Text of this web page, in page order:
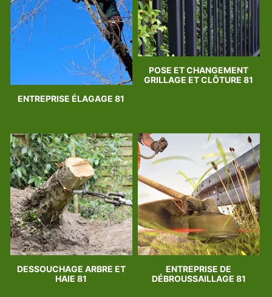
ENTREPRISE ÉLAGAGE 81
POSE ET CHANGEMENT
GRILLAGE ET CLÔTURE 81
DESSOUCHAGE ARBRE ET
HAIE 81
ENTREPRISE DE
DÉBROUSSAILLAGE 81